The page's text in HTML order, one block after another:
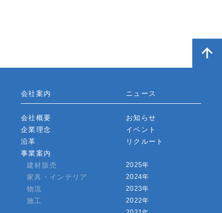
会社案内
会社概要
企業理念
沿革
事業案内
建材販売
家具・インテリア
物流
施工
ニュース
お知らせ
イベント
リクルート
2025年
2024年
2023年
2022年